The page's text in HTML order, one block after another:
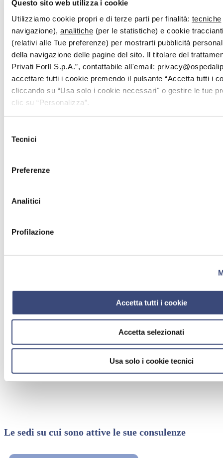
Questo sito web utilizza i cookie
Utilizziamo cookie propri e di terze parti per finalità: tecniche
navigazione), analitiche (per le statistiche) e cookie
(relativi alle Tue preferenze) per mostrarti pubblicità
della navigazione delle pagine del sito. Il titolare del
Privati Forlì S.p.A.”, contattabile all'email:
accettare tutti i cookie premendo il pulsante “Accetta tutti i
cliccando su “Usa solo i cookie necessari" o gestire le tue
clic su “Personalizza”.
delTecnici
Preferenze
Analitici
Profilazione
Accetta tutti i cookie
Accetta selezionati
Usa solo i cookie tecnici
Le sedi su cui sono attive le sue consulenze